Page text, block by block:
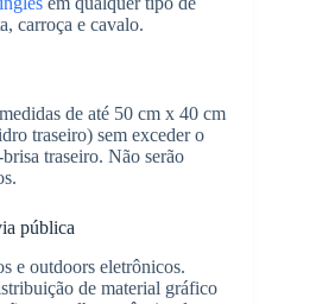
carroça e cavalo.
de até 50 cm x 40 cm
traseiro) sem exceder o
traseiro. Não serão
pública
e outdoors eletrônicos.
de material gráfico